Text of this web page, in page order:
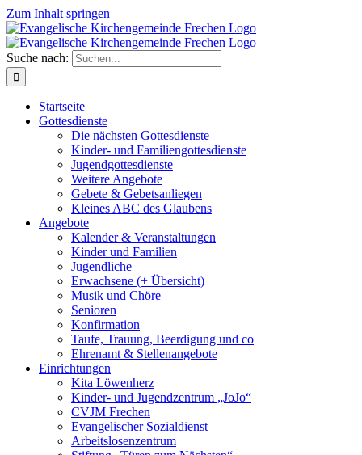
Zum Inhalt springen
Suche nach:
Startseite
Gottesdienste
Die nächsten Gottesdienste
Kinder- und Familiengottesdienste
Jugendgottesdienste
Weitere Angebote
Gebete & Gebetsanliegen
Kleines ABC des Glaubens
Angebote
Kalender & Veranstaltungen
Kinder und Familien
Jugendliche
Erwachsene (+ Übersicht)
Musik und Chöre
Senioren
Konfirmation
Taufe, Trauung, Beerdigung und co
Ehrenamt & Stellenangebote
Einrichtungen
Kita Löwenherz
Kinder- und Jugendzentrum „JoJo“
CVJM Frechen
Evangelischer Sozialdienst
Arbeitslosenzentrum